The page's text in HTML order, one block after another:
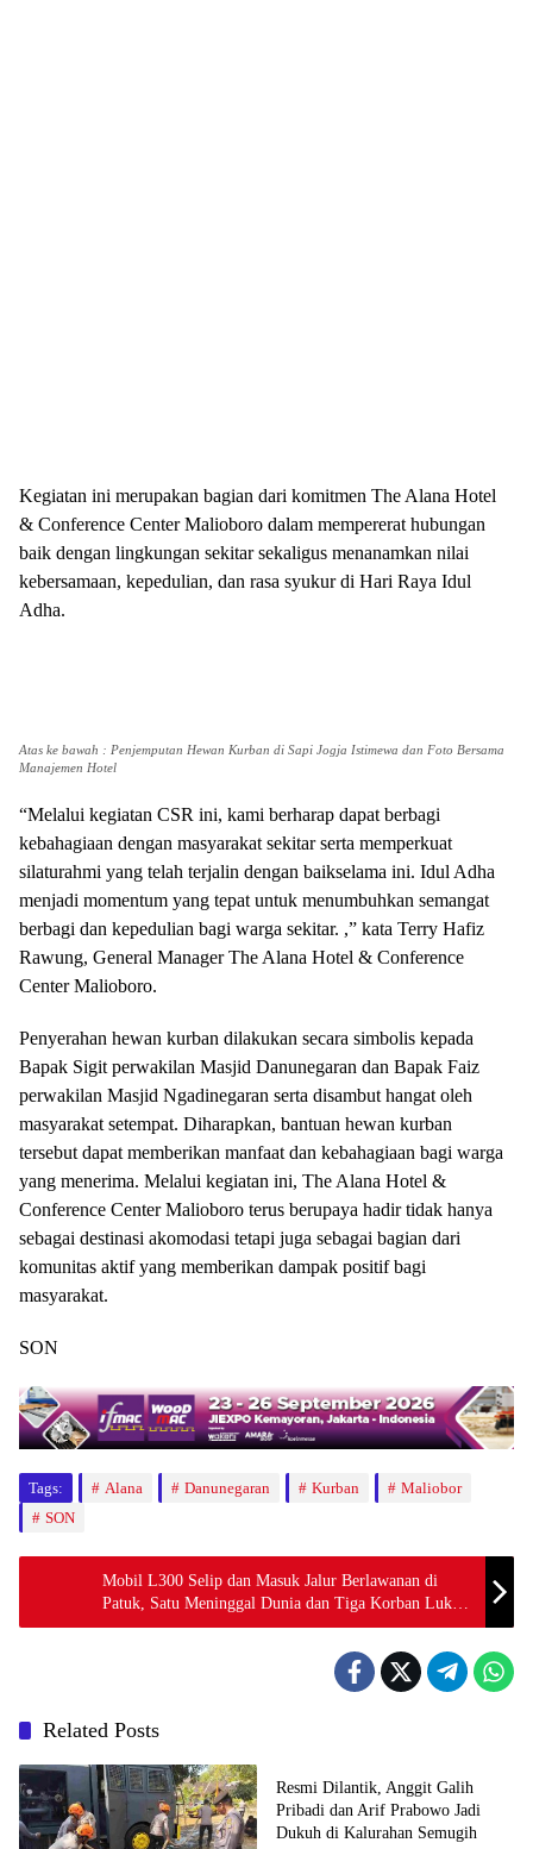
Kegiatan ini merupakan bagian dari komitmen The Alana Hotel
& Conference Center Malioboro dalam mempererat hubungan
baik dengan lingkungan sekitar sekaligus menanamkan nilai
kebersamaan, kepedulian, dan rasa syukur di Hari Raya Idul
Adha.
Atas ke bawah : Penjemputan Hewan Kurban di Sapi Jogja Istimewa dan Foto Bersama
Manajemen Hotel
“Melalui kegiatan CSR ini, kami berharap dapat berbagi
kebahagiaan dengan masyarakat sekitar serta memperkuat
silaturahmi yang telah terjalin dengan baikselama ini. Idul Adha
menjadi momentum yang tepat untuk menumbuhkan semangat
berbagi dan kepedulian bagi warga sekitar. ,” kata Terry Hafiz
Rawung, General Manager The Alana Hotel & Conference
Center Malioboro.
Penyerahan hewan kurban dilakukan secara simbolis kepada
Bapak Sigit perwakilan Masjid Danunegaran dan Bapak Faiz
perwakilan Masjid Ngadinegaran serta disambut hangat oleh
masyarakat setempat. Diharapkan, bantuan hewan kurban
tersebut dapat memberikan manfaat dan kebahagiaan bagi warga
yang menerima. Melalui kegiatan ini, The Alana Hotel &
Conference Center Malioboro terus berupaya hadir tidak hanya
sebagai destinasi akomodasi tetapi juga sebagai bagian dari
komunitas aktif yang memberikan dampak positif bagi
masyarakat.
SON
Tags: Alana Danunegaran Kurban
Maliobor
SON
Mobil L300 Selip dan Masuk Jalur Berlawanan di
Patuk, Satu Meninggal Dunia dan Tiga Korban Luka
Berat
Related Posts
Resmi Dilantik, Anggit Galih
Pribadi dan Arif Prabowo Jadi
Dukuh di Kalurahan Semugih